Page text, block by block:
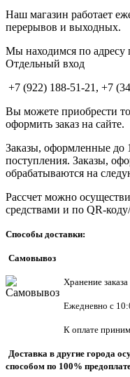
Наш магазин работает
перерывов и выходных.
Мы находимся по адресу
Отдельный вход
+7 (922) 188-51-21, +7
Вы можете приобрести
оформить заказ на сайте.
Заказы, оформленные до
поступления. Заказы,
обрабатываются на
Рассчет можно
средствами и по QR-коду/
Способы доставки:
Самовывоз
Хранение
Ежедневно с
К оплате
Доставка в другие города
способом по 100%